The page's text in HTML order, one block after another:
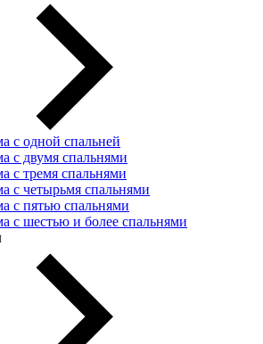
с одной спальней
с двумя спальнями
с тремя спальнями
с четырьмя спальнями
с пятью спальнями
с шестью и более спальнями